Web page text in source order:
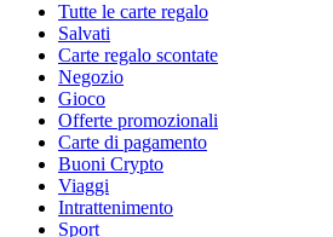
Tutte le carte regalo
Salvati
Carte regalo scontate
Negozio
Gioco
Offerte promozionali
Carte di pagamento
Buoni Crypto
Viaggi
Intrattenimento
Sport